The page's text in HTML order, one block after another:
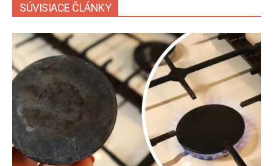
SÚVISIACE ČLÁNKY